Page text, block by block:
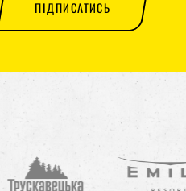
ПІДПИСАТИСЬ